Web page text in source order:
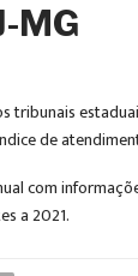
MG
de
com
a 2021.